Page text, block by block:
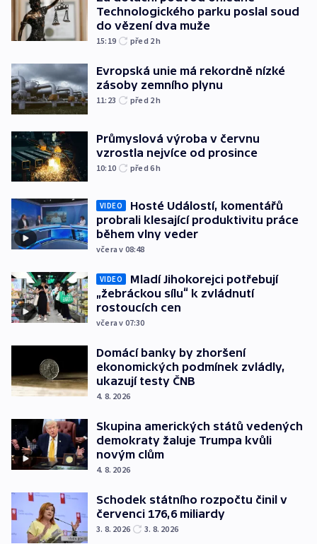
Technologického parku poslal soud
do vězení dva muže
15:19 před 2h
Evropská unie má rekordně nízké
zásoby zemního plynu
11:23 před 2h
Průmyslová výroba v červnu
vzrostla nejvíce od prosince
10:10 před 6h
VIDEO
Hosté Událostí, komentářů
probrali klesající produktivitu práce
během vlny veder
včera v 08:48
VIDEO
Mladí Jihokorejci potřebují
„žebráckou sílu“ k zvládnutí
rostoucích cen
včera v 07:30
Domácí banky by zhoršení
ekonomických podmínek zvládly,
ukazují testy ČNB
4. 8. 2026
Skupina amerických států vedených
demokraty žaluje Trumpa kvůli
novým clům
4. 8. 2026
Schodek státního rozpočtu činil v
červenci 176,6 miliardy
3. 8. 2026 3. 8. 2026